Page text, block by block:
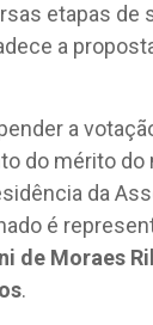
etapas de
a
a
do mérito do
da
é
de Moraes
.